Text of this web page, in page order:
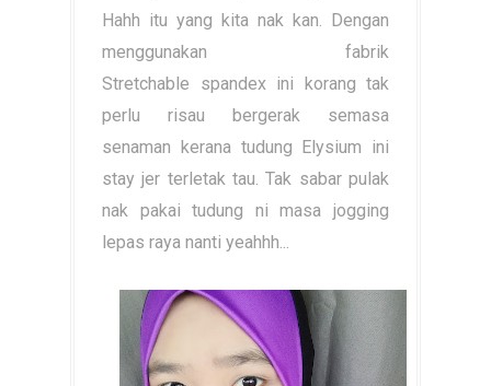
Hahh itu yang kita nak kan. Dengan
menggunakan fabrik
Stretchable spandex ini korang tak
perlu risau bergerak semasa
senaman kerana tudung Elysium ini
stay jer terletak tau. Tak sabar pulak
nak pakai tudung ni masa jogging
lepas raya nanti yeahhh...